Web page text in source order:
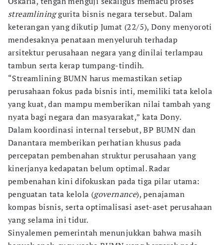
streamlininggurita bisnis negara tersebut. Dalam
keterangan yang dikutip Jumat (22/5), Dony menyoroti
mendesaknya penataan menyeluruh terhadap
arsitektur perusahaan negara yang dinilai terlampau
tambun serta kerap tumpang-tindih.
“Streamlining BUMN harus memastikan setiap
perusahaan fokus pada bisnis inti, memiliki tata kelola
yang kuat, dan mampu memberikan nilai tambah yang
nyata bagi negara dan masyarakat,” kata Dony.
Dalam koordinasi internal tersebut, BP BUMN dan
Danantara memberikan perhatian khusus pada
percepatan pembenahan struktur perusahaan yang
kinerjanya kedapatan belum optimal. Radar
pembenahan kini difokuskan pada tiga pilar utama:
penguatan tata kelola (governance), penajaman
kompas bisnis, serta optimalisasi aset-aset perusahaan
yang selama ini tidur.
Sinyalemen pemerintah menunjukkan bahwa masih